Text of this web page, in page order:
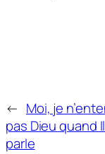
← Moi, je
pas Dieu quand
parle